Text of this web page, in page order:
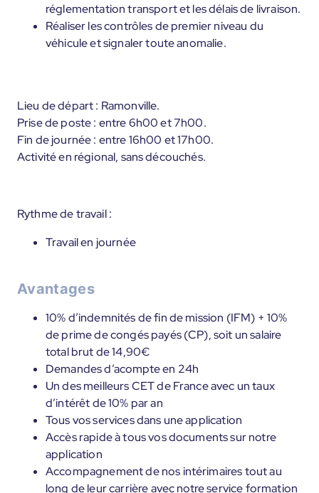
réglementation transport et les délais de livraison.
Réaliser les contrôles de premier niveau du
véhicule et signaler toute anomalie.
Lieu de départ : Ramonville.
Prise de poste : entre 6h00 et 7h00.
Fin de journée : entre 16h00 et 17h00.
Activité en régional, sans découchés.
Rythme de travail :
Travail en journée
Avantages
10% d’indemnités de fin de mission (IFM) + 10%
de prime de congés payés (CP), soit un salaire
total brut de 14,90€
Demandes d’acompte en 24h
Un des meilleurs CET de France avec un taux
d’intérêt de 10% par an
Tous vos services dans une application
Accès rapide à tous vos documents sur notre
application
Accompagnement de nos intérimaires tout au
long de leur carrière avec notre service formation